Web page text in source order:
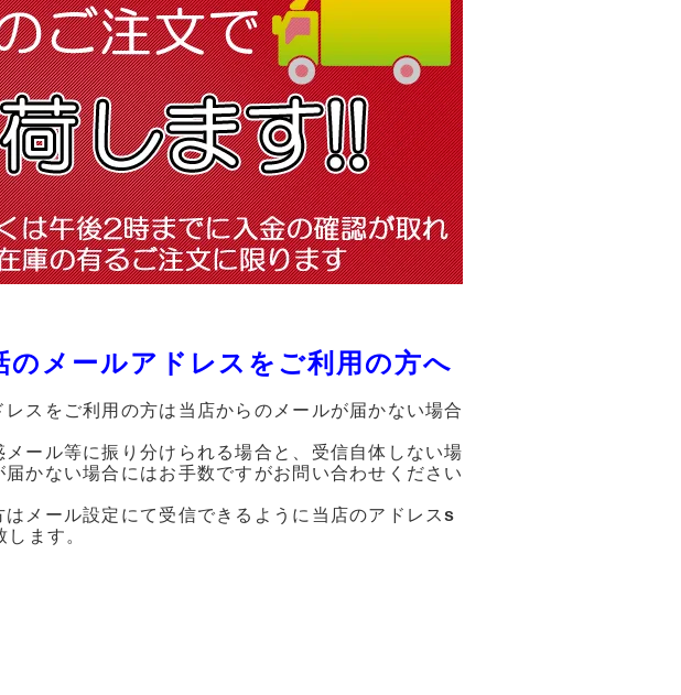
のメールアドレスをご利用の方へ
スをご利用の方は当店からのメールが届かない場合
ール等に振り分けられる場合と、受信自体しない場
かない場合にはお手数ですがお問い合わせください
メール設定にて受信できるように当店のアドレスs
ます。